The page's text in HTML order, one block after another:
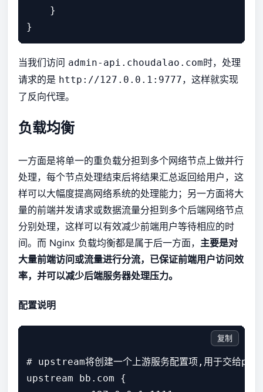
    }
当我们访问 admin-api.choudalao.com时，处理
请求的是 http://127.0.0.1:9777，这样就实现
了反向代理。
负载均衡
一方面是将单一的重负载分担到多个网络节点上做并行
处理，每个节点处理结束后将结果汇总返回给用户，这
样可以大幅度提高网络系统的处理能力；另一方面将大
量的前端并发请求或数据流量分担到多个后端网络节点
分别处理，这样可以有效减少前端用户等待相应的时
间。而 Nginx 负载均衡都是属于后一方面， 主要是对
大量前端访问或流量进行分流，已保证前端用户访问效
率，并可以减少后端服务器处理压力。
配置说明
# upstream将创建一个上游服务配置项,用于交给
upstream bb.com {
复制